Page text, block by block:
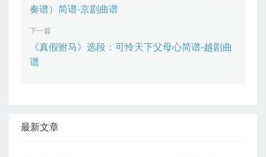
奏谱）简谱-京剧曲谱
下一篇
《真假驸马》选段：可怜天下父母心简谱-越剧曲
谱
最新文章